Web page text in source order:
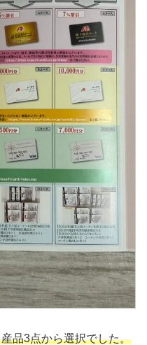
品3点から選択でした。